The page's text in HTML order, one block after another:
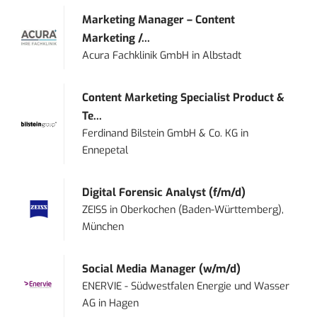
Marketing Manager – Content
Marketing /...
Acura Fachklinik GmbH inAlbstadt
Content Marketing Specialist Product &
Te...
Ferdinand Bilstein GmbH & Co. KG in
Ennepetal
Digital Forensic Analyst (f/m/d)
ZEISS inOberkochen (Baden-Württemberg),
München
Social Media Manager (w/m/d)
ENERVIE - Südwestfalen Energie und Wasser
AG in Hagen